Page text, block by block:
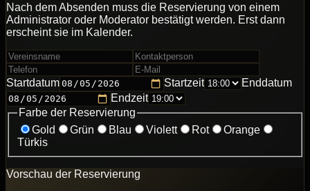
Nach dem Absenden muss die Reservierung von einem
Administrator oder Moderator bestätigt werden. Erst dann
erscheint sie im Kalender.
Startdatum Startzeit
Enddatum
Endzeit
Farbe der Reservierung
Gold
Grün Blau Violett Rot
Orange
Türkis
Vorschau der Reservierung